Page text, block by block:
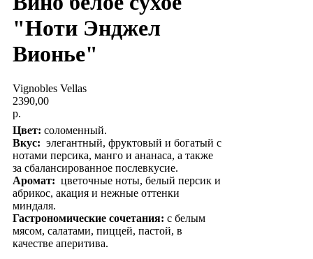
"Ноти Энджел
Вионье"
Vignobles Vellas
2390,00
р.
Цвет: соломенный.
Вкус: элегантный, фруктовый и богатый с
нотами персика, манго и ананаса, а также
за сбалансированное послевкусие.
Аромат: цветочные ноты, белый персик и
абрикос, акация и нежные оттенки
миндаля.
Гастрономические сочетания: с белым
мясом, салатами, пиццей, пастой, в
качестве аперитива.